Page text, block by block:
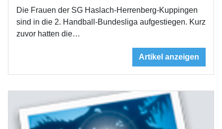
Die Frauen der SG Haslach-Herrenberg-Kuppingen
sind in die 2. Handball-Bundesliga aufgestiegen. Kurz
zuvor hatten die…
Artikel anzeigen